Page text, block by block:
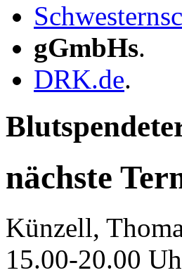
gGmbHs.
DRK.de.
nächste
Künzell,
15.00-20.00